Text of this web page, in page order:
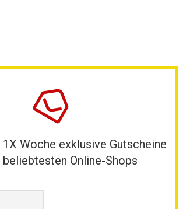
1X Woche exklusive Gutscheine
Online-Shops